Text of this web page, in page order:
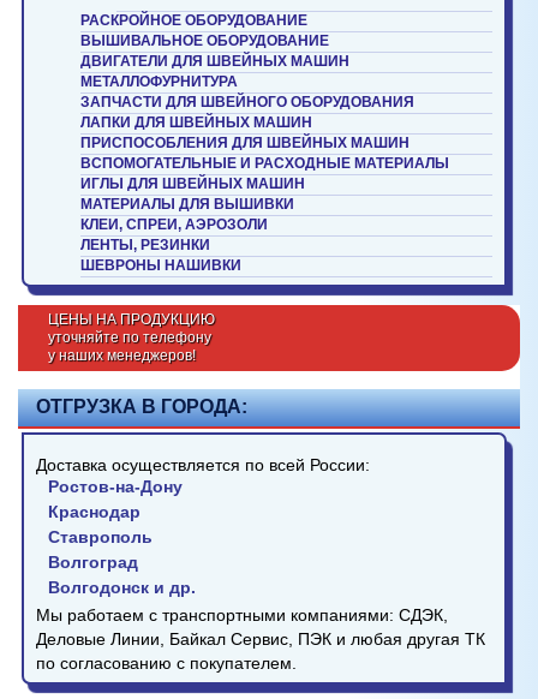
РАСКРОЙНОЕ ОБОРУДОВАНИЕ
ВЫШИВАЛЬНОЕ ОБОРУДОВАНИЕ
ДВИГАТЕЛИ ДЛЯ ШВЕЙНЫХ МАШИН
МЕТАЛЛОФУРНИТУРА
ЗАПЧАСТИ ДЛЯ ШВЕЙНОГО ОБОРУДОВАНИЯ
ЛАПКИ ДЛЯ ШВЕЙНЫХ МАШИН
ПРИСПОСОБЛЕНИЯ ДЛЯ ШВЕЙНЫХ МАШИН
ВСПОМОГАТЕЛЬНЫЕ И РАСХОДНЫЕ МАТЕРИАЛЫ
ИГЛЫ ДЛЯ ШВЕЙНЫХ МАШИН
МАТЕРИАЛЫ ДЛЯ ВЫШИВКИ
КЛЕИ, СПРЕИ, АЭРОЗОЛИ
ЛЕНТЫ, РЕЗИНКИ
ШЕВРОНЫ НАШИВКИ
ЦЕНЫ НА ПРОДУКЦИЮ
уточняйте по телефону
у наших менеджеров!
ОТГРУЗКА В ГОРОДА:
Доставка осуществляется по всей России:
Ростов-на-Дону
Краснодар
Ставрополь
Волгоград
Волгодонск и др.
Мы работаем с транспортными компаниями: СДЭК,
Деловые Линии, Байкал Сервис, ПЭК и любая другая ТК
по согласованию с покупателем.